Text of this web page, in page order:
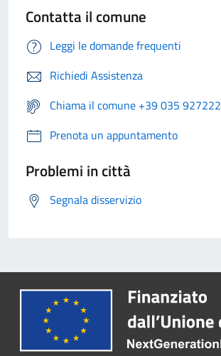
Contatta il comune
Leggi le domande frequenti
Richiedi Assistenza
Chiama il comune +39 035 927222
Prenota un appuntamento
Problemi in città
Segnala disservizio